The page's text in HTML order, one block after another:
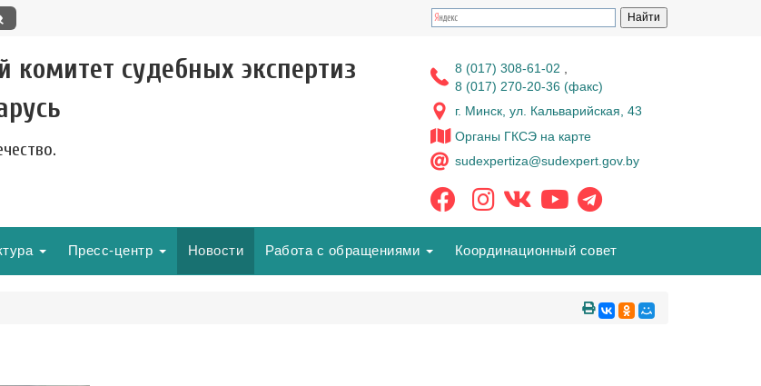
комитет судебных экспертиз
8 (017) 308-61-02
8 (017) 270-20-36 (факс)
г. Минск, ул. Кальварийская, 43
Органы ГКСЭ на карте
sudexpertiza@sudexpert.gov.by
Пресс-центр Новости Работа с обращениями Координационный совет